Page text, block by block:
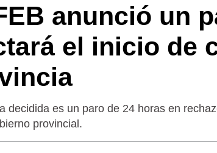
anunció un
el inicio de
decidida es un paro de 24 horas en
provincial.